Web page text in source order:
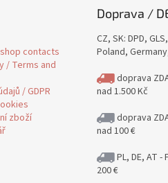
contacts
/ Terms and
/ GDPR
zboží
Doprava /
CZ, SK: DPD,
Poland,
doprava
nad 1.500 Kč
doprava
nad 100 €
PL, DE, AT
200 €